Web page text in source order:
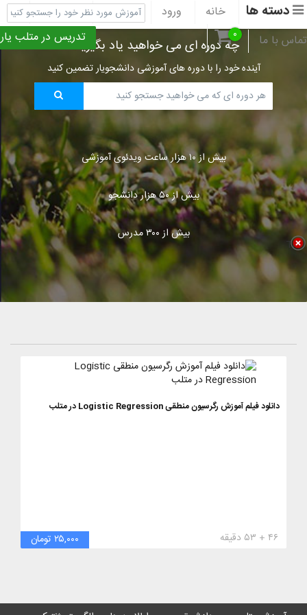
دسته ها خانه ورود ثبت نام
پشتیبانی
تماس با ما
۰ تدریس در متلب یارچه دوره ای می خواهید یاد بگیرید؟
آینده خود را با دوره های آموزشی دانشجویار تضمین کنید
بیش از ۱۰ هزار ساعت ویدئوی آموزشی
بیش از ۵۰ هزار دانشجو
بیش از ۳۰۰ مدرس
دانلود فیلم آموزش رگرسیون منطقی Logistic Regression در متلب
۲۵,۰۰۰ تومان ۴۶ + ۵۳ دقیقه
Title